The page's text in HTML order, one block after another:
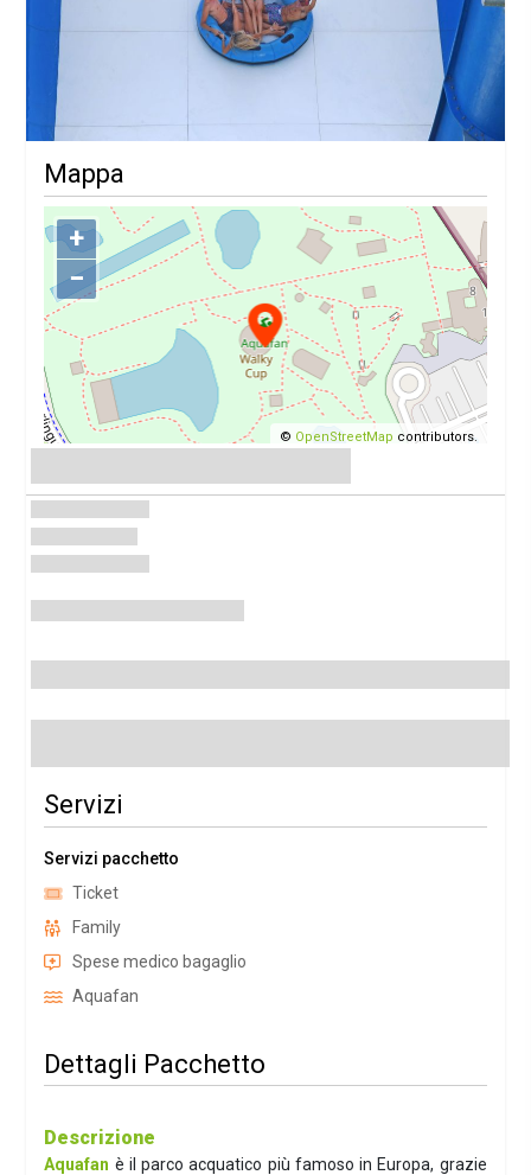
Mappa
+
−
© OpenStreetMap contributors.
Servizi
Servizi pacchetto
Ticket
Family
Spese medico bagaglio
Aquafan
Dettagli Pacchetto
Descrizione
Aquafan è il parco acquatico più famoso in Europa, grazie